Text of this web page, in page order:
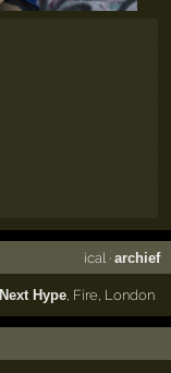
ical · archief
Next Hype Fire London